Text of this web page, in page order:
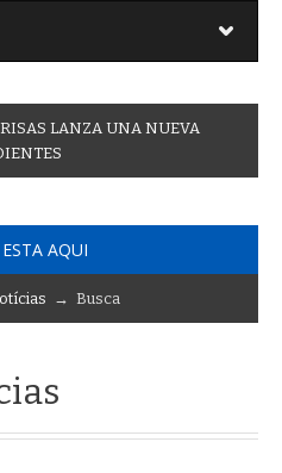
RISAS LANZA UNA NUEVA
IENTES
AQUI
→ Busca